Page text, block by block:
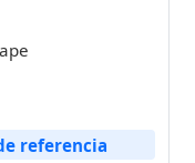
referencia